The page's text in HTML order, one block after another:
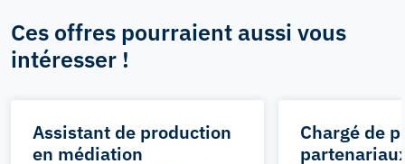
Ces offres pourraient aussi vous
intéresser !
Assistant de production
en médiation
Chargé de